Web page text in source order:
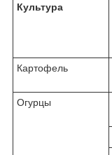
Культура
Картофель
Огурцы